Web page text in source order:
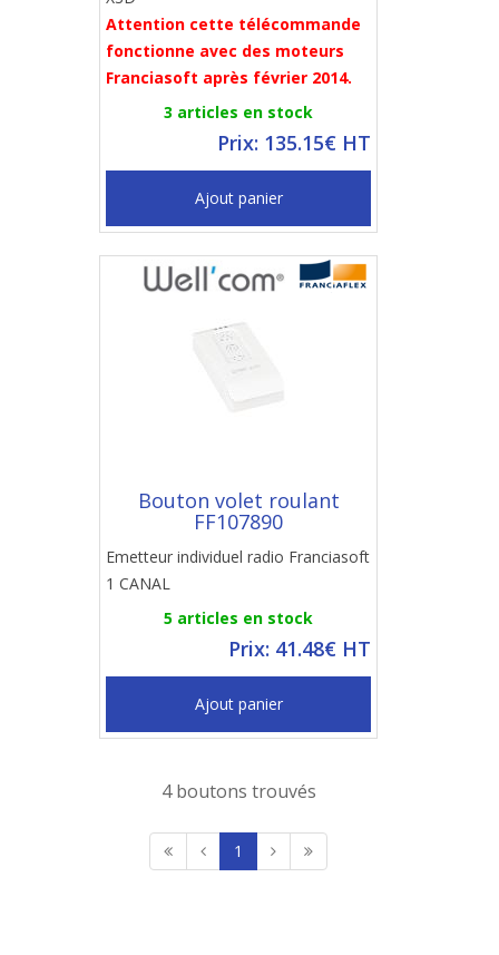
Attention cette télécommande
fonctionne avec des moteurs
Franciasoft après février 2014.
3 articles en stock
Prix: 135.15€ HT
Ajout panier
Bouton volet roulant
FF107890
Emetteur individuel radio Franciasoft
1 CANAL
5 articles en stock
Prix: 41.48€ HT
Ajout panier
4 boutons trouvés
1